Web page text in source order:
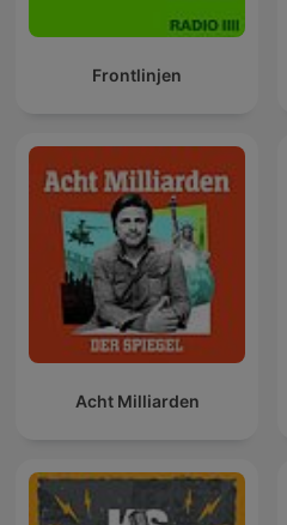
Frontlinjen
Acht Milliarden